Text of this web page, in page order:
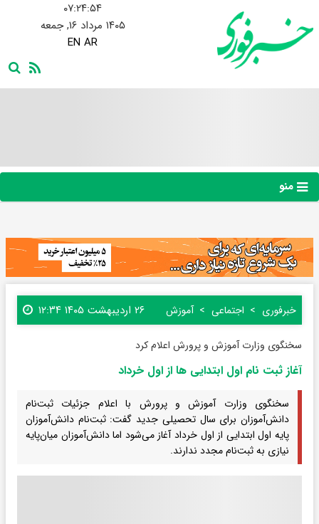
۰۷:۲۴:۵۵
۱۴۰۵ مرداد ۱۶, جمعه
EN AR
منو
خبرفوری اجتماعی آموزش ۲۶ اردیبهشت ۱۴۰۵ ۱۲:۳۴
سخنگوی وزارت آموزش و پرورش اعلام کرد
آغاز ثبت نام اول ابتدایی ها از اول خرداد
سخنگوی وزارت آموزش و پرورش با اعلام جزئیات ثبت‌نام
دانش‌آموزان برای سال تحصیلی جدید گفت: ثبت‌نام دانش‌آموزان
پایه اول ابتدایی از اول خرداد آغاز می‌شود اما دانش‌آموزان میان‌پایه
نیازی به ثبت‌نام مجدد ندارند.